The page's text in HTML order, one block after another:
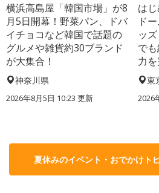
横浜高島屋「韓国市場」が8
月5日開幕！野菜パン、ドバ
イチョコなど韓国で話題の
グルメや雑貨約30ブランド
が大集合！
神奈川県
2026年8月5日 10:23 更新
は
ド
ッ
で
力
東
2026
夏休みのイベント・おでかけト